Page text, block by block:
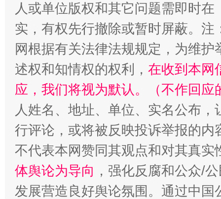
招工难、用工荒背后
人或单位版权和其它问题需即时在
实，有权先行撤除或暂时屏蔽。
网根据有关法律法规规定，为维
述权和知情权的权利， 在收到本网
应，我们将视为默认。（不作回应
人姓名、地址、单位、实名公布
行评论，或将被反映投诉举报的
不代表本网赞同其观点和对其真实
体舆论为导向 ，强化反腐和公众/
发展营造良好舆论氛围。通过中